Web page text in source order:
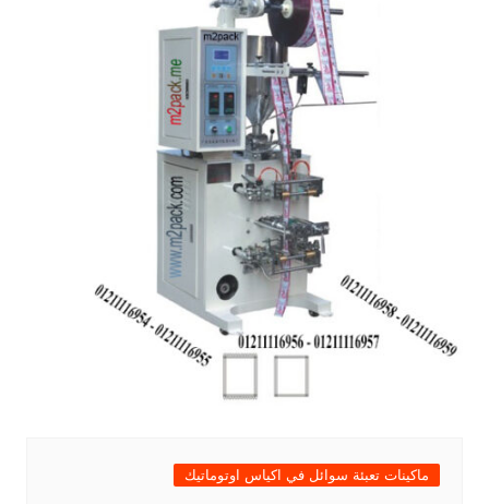
ماكينات تعبئة سوائل في اكياس اوتوماتيك